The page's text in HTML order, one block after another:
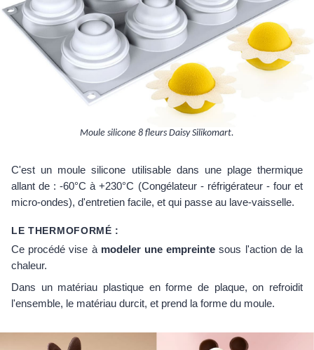
Moule silicone 8 fleurs Daisy Silikomart.
C'est un moule silicone utilisable dans une plage thermique
allant de : -60°C à +230°C (Congélateur - réfrigérateur - four et
micro-ondes), d'entretien facile, et qui passe au lave-vaisselle.
LE THERMOFORMÉ :
Ce procédé vise à modeler une empreinte sous l'action de la
chaleur.
Dans un matériau plastique en forme de plaque, on refroidit
l'ensemble, le matériau durcit, et prend la forme du moule.